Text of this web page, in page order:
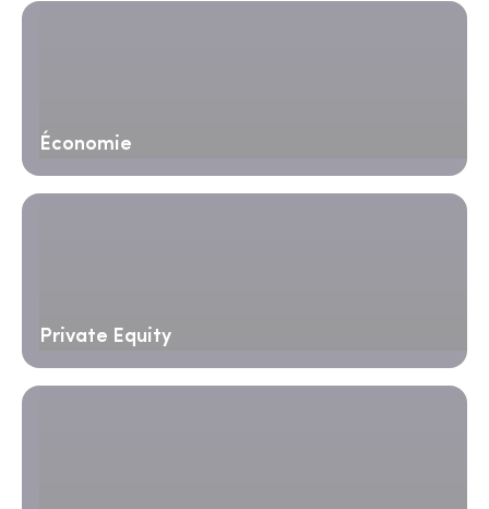
Économie
Private Equity